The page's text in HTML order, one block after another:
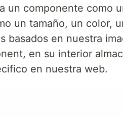
un componente como
un tamaño, un color,
basados en nuestra
en su interior
en nuestra web.